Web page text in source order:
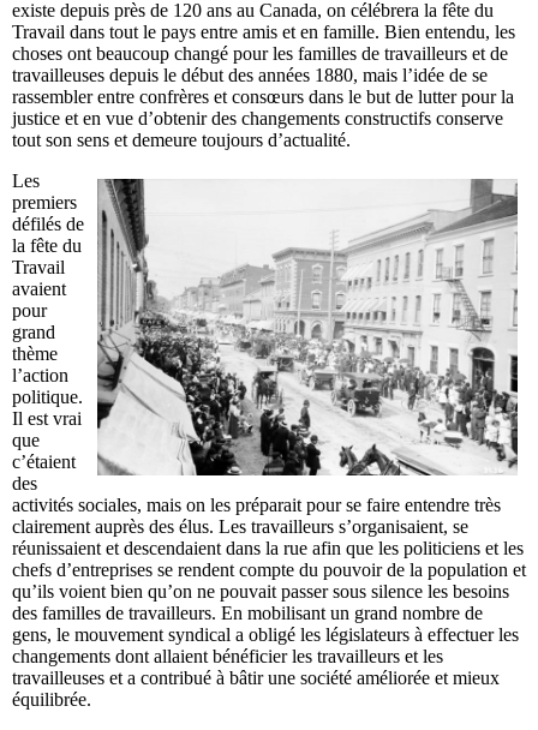
existe depuis près de 120 ans au Canada, on célébrera la fête du
Travail dans tout le pays entre amis et en famille. Bien entendu, les
choses ont beaucoup changé pour les familles de travailleurs et de
travailleuses depuis le début des années 1880, mais l’idée de se
rassembler entre confrères et consœurs dans le but de lutter pour la
justice et en vue d’obtenir des changements constructifs conserve
tout son sens et demeure toujours d’actualité.
Les
premiers
défilés de
la fête du
Travail
avaient
pour
grand
thème
l’action
politique.
Il est vrai
que
c’étaient
des
activités sociales, mais on les préparait pour se faire entendre très
clairement auprès des élus. Les travailleurs s’organisaient, se
réunissaient et descendaient dans la rue afin que les politiciens et les
chefs d’entreprises se rendent compte du pouvoir de la population et
qu’ils voient bien qu’on ne pouvait passer sous silence les besoins
des familles de travailleurs. En mobilisant un grand nombre de
gens, le mouvement syndical a obligé les législateurs à effectuer les
changements dont allaient bénéficier les travailleurs et les
travailleuses et a contribué à bâtir une société améliorée et mieux
équilibrée.